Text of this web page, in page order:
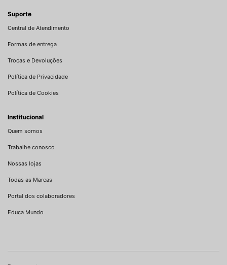
Suporte
Central de Atendimento
Formas de entrega
Trocas e Devoluções
Política de Privacidade
Política de Cookies
Institucional
Quem somos
Trabalhe conosco
Nossas lojas
Todas as Marcas
Portal dos colaboradores
Educa Mundo